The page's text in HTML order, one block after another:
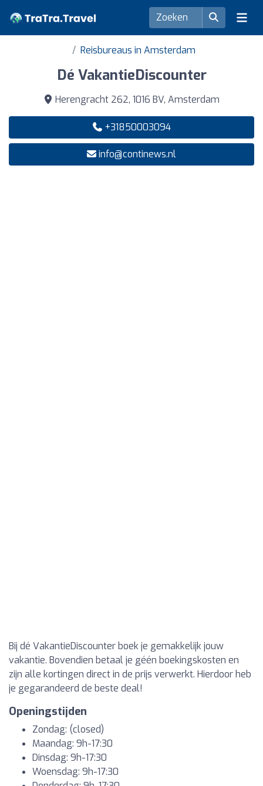
Reisbureaus in Amsterdam
Dé VakantieDiscounter
Herengracht 262, 1016 BV, Amsterdam
+31850003094
info@continews.nl
Bij dé VakantieDiscounter boek je gemakkelijk jouw
vakantie. Bovendien betaal je géén boekingskosten en
zijn alle kortingen direct in de prijs verwerkt. Hierdoor heb
je gegarandeerd de beste deal!
Openingstijden
Zondag: (closed)
Maandag: 9h-17:30
Dinsdag: 9h-17:30
Woensdag: 9h-17:30